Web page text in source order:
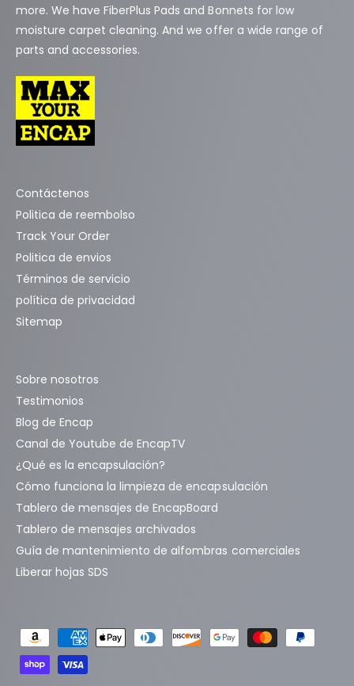
more. We have FiberPlus Pads and Bonnets for low
moisture carpet cleaning. And we offer a wide range of
parts and accessories.
Contáctenos
Politica de reembolso
Track Your Order
Politica de envios
Términos de servicio
política de privacidad
Sitemap
Sobre nosotros
Testimonios
Blog de Encap
Canal de Youtube de EncapTV
¿Qué es la encapsulación?
Cómo funciona la limpieza de encapsulación
Tablero de mensajes de EncapBoard
Tablero de mensajes archivados
Guía de mantenimiento de alfombras comerciales
Liberar hojas SDS
o